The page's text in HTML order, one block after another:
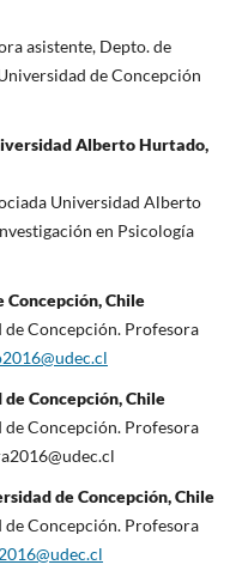
asistente, Depto. de
de Concepción
Alberto Hurtado,
Universidad Alberto
en Psicología
Concepción, Chile
de Concepción. Profesora
Concepción, Chile
de Concepción. Profesora
de Concepción, Chile
de Concepción. Profesora